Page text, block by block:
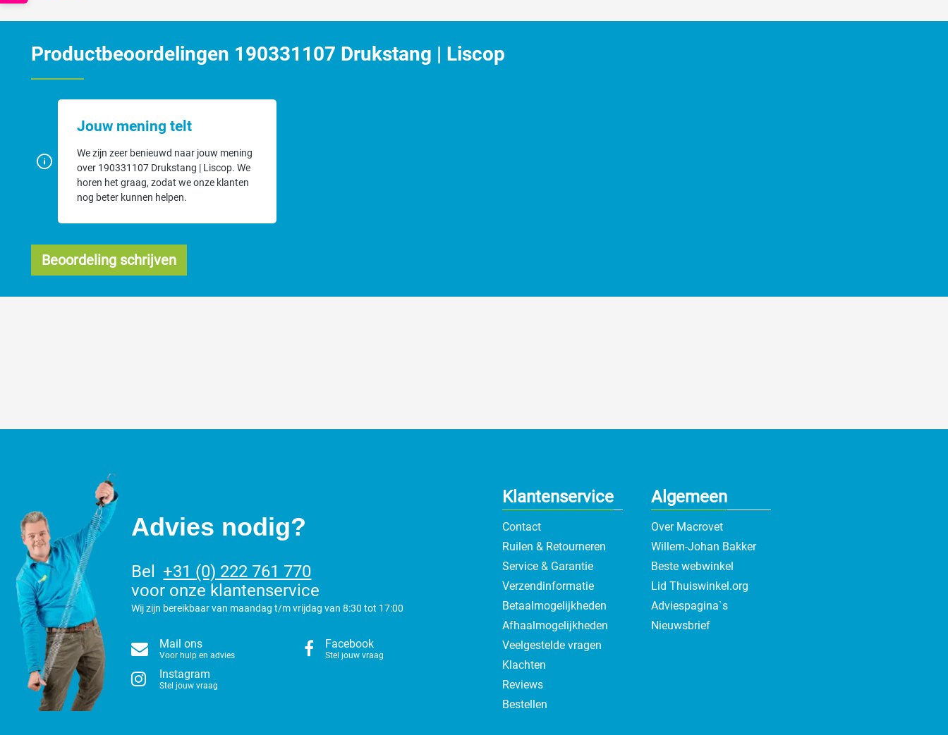
Productbeoordelingen 190331107 Drukstang | Liscop
Jouw mening telt
We zijn zeer benieuwd naar jouw mening
over 190331107 Drukstang | Liscop. We
horen het graag, zodat we onze klanten
nog beter kunnen helpen.
Beoordeling schrijven
Klantenservice
Contact
Ruilen & Retourneren
Service & Garantie
Verzendinformatie
Betaalmogelijkheden
Afhaalmogelijkheden
Veelgestelde vragen
Klachten
Reviews
Bestellen
Algemeen
Over Macrovet
Willem-Johan Bakker
Beste webwinkel
Lid Thuiswinkel.org
Adviespagina`s
Nieuwsbrief
Advies nodig?
Bel
+31 (0) 222 761 770
voor onze klantenservice
Wij zijn bereikbaar van maandag t/m vrijdag van 8:30 tot 17:00
Mail ons
Voor hulp en advies
Facebook
Stel jouw vraag
Instagram
Stel jouw vraag